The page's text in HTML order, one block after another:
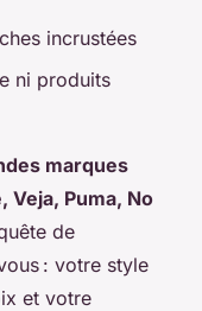
incrustées
ni produits
marques
Veja, Puma, No
de
: votre style
et votre